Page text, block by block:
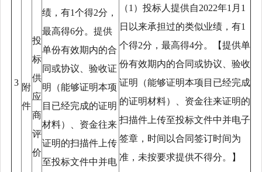
3 附
件
投
标
供
应
商
评
价
绩，有1个得2分，
最高得6分。提供
单份有效期内的合
同或协议、验收证
明（能够证明本项
目已经完成的证明
材料）、资金往来
证明的扫描件上传
至投标文件中并电
（1）投标人提供自2022年1月1
日以来承担过的类似业绩，有1
个得2分，最高得4分。【提供单
份有效期内的合同或协议、验收
证明（能够证明本项目已经完成
的证明材料）、资金往来证明的
扫描件上传至投标文件中并电子
签章，时间以合同签订时间为
准，未按要求提供不得分。】